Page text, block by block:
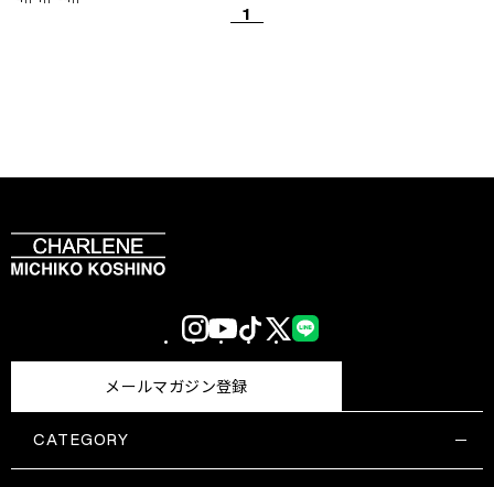
1
CATEGORY
メールマガジン登録